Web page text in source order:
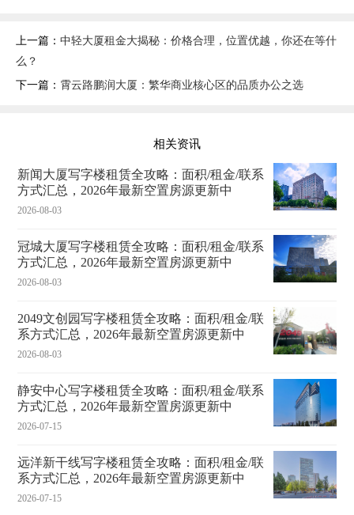
上一篇： 中轻大厦租金大揭秘：价格合理，位置优越，你还在等什
么？
下一篇： 霄云路鹏润大厦：繁华商业核心区的品质办公之选
相关资讯
新闻大厦写字楼租赁全攻略：面积/租金/联系
方式汇总，2026年最新空置房源更新中
2026-08-03
冠城大厦写字楼租赁全攻略：面积/租金/联系
方式汇总，2026年最新空置房源更新中
2026-08-03
2049文创园写字楼租赁全攻略：面积/租金/联
系方式汇总，2026年最新空置房源更新中
2026-08-03
静安中心写字楼租赁全攻略：面积/租金/联系
方式汇总，2026年最新空置房源更新中
2026-07-15
远洋新干线写字楼租赁全攻略：面积/租金/联
系方式汇总，2026年最新空置房源更新中
2026-07-15